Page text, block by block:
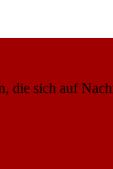
die sich auf